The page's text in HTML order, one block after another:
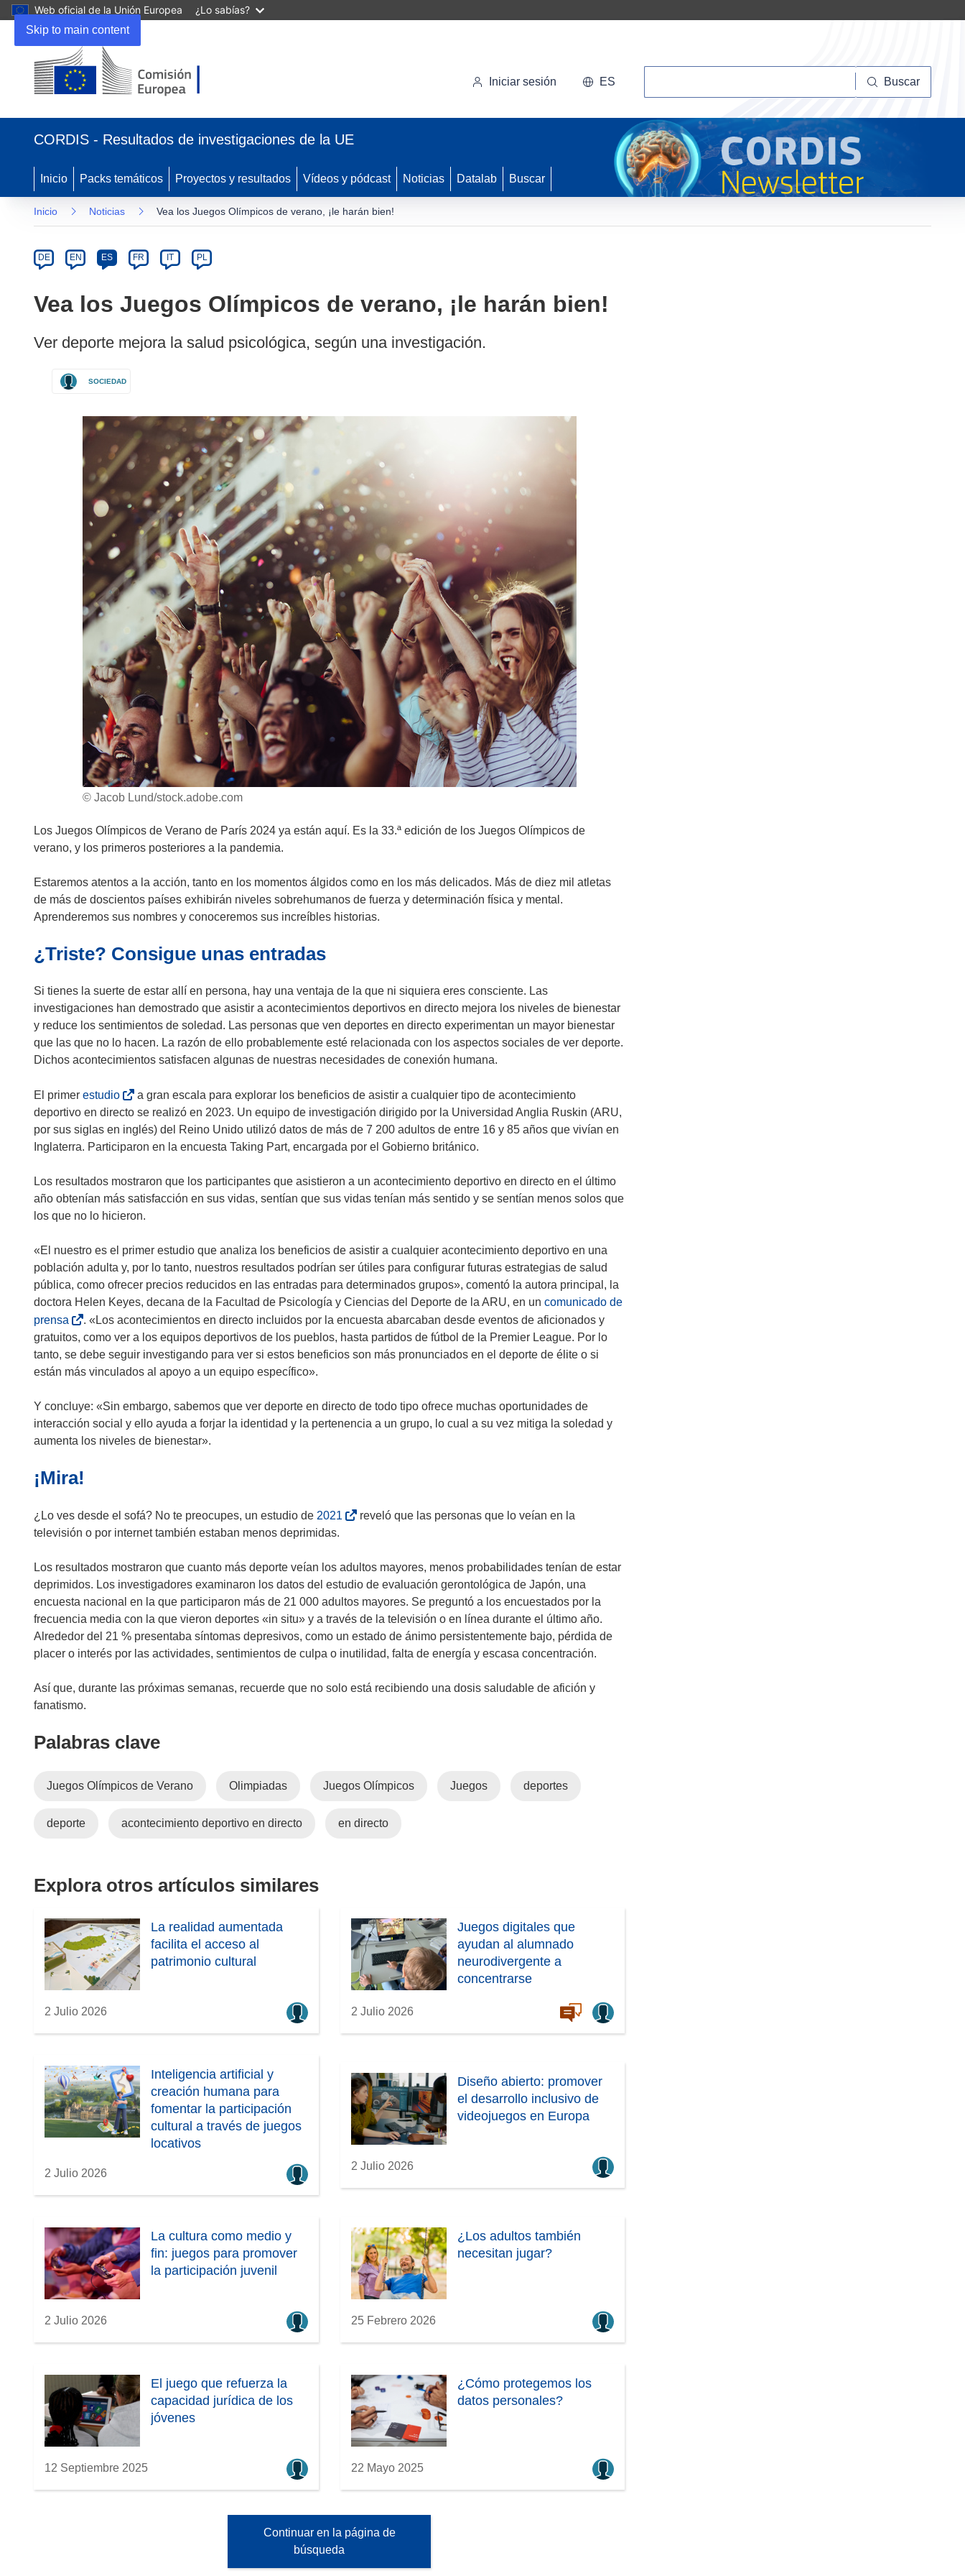
Skip to main content
Web oficial de la Unión Europea ¿Lo sabías?
en
nueva
ventana)
Iniciar sesión ES Buscar
CORDIS - Resultados de investigaciones de la UE
Inicio Packs temáticos Proyectos y resultados Vídeos y pódcast Noticias Datalab Buscar
Inicio Noticias Vea los Juegos Olímpicos de verano, ¡le harán bien!
Category
Article
available
the
languages:
DE EN ES FR IT PL
Vea los Juegos Olímpicos de verano, ¡le harán bien!
Ver deporte mejora la salud psicológica, según una investigación.
SOCIEDAD
© Jacob Lund/stock.adobe.com
Los Juegos Olímpicos de Verano de París 2024 ya están aquí. Es la 33.ª edición de los Juegos Olímpicos de
verano, y los primeros posteriores a la pandemia.
Estaremos atentos a la acción, tanto en los momentos álgidos como en los más delicados. Más de diez mil atletas
de más de doscientos países exhibirán niveles sobrehumanos de fuerza y determinación física y mental.
Aprenderemos sus nombres y conoceremos sus increíbles historias.
¿Triste? Consigue unas entradas
Si tienes la suerte de estar allí en persona, hay una ventaja de la que ni siquiera eres consciente. Las
investigaciones han demostrado que asistir a acontecimientos deportivos en directo mejora los niveles de bienestar
y reduce los sentimientos de soledad. Las personas que ven deportes en directo experimentan un mayor bienestar
que las que no lo hacen. La razón de ello probablemente esté relacionada con los aspectos sociales de ver deporte.
Dichos acontecimientos satisfacen algunas de nuestras necesidades de conexión humana.
El primer estudio(
s
e
a
r
i
r
e
n
u
n
a
n
u
e
a
v
e
a gran escala para explorar los beneficios de asistir a cualquier tipo de acontecimiento
deportivo en directo se realizó en 2023. Un equipo de investigación dirigido por la Universidad Anglia Ruskin (ARU,
por sus siglas en inglés) del Reino Unido utilizó datos de más de 7 200 adultos de entre 16 y 85 años que vivían en
Inglaterra. Participaron en la encuesta Taking Part, encargada por el Gobierno británico.
Los resultados mostraron que los participantes que asistieron a un acontecimiento deportivo en directo en el último
año obtenían más satisfacción en sus vidas, sentían que sus vidas tenían más sentido y se sentían menos solos que
los que no lo hicieron.
«El nuestro es el primer estudio que analiza los beneficios de asistir a cualquier acontecimiento deportivo en una
población adulta y, por lo tanto, nuestros resultados podrían ser útiles para configurar futuras estrategias de salud
pública, como ofrecer precios reducidos en las entradas para determinados grupos», comentó la autora principal, la
doctora Helen Keyes, decana de la Facultad de Psicología y Ciencias del Deporte de la ARU, en un comunicado de
prensa
s
e
a
r
i
r
e
n
u
a
n
a
. «Los acontecimientos en directo incluidos por la encuesta abarcaban desde eventos de aficionados y
gratuitos, como ver a los equipos deportivos de los pueblos, hasta partidos de fútbol de la Premier League. Por lo
tanto, se debe seguir investigando para ver si estos beneficios son más pronunciados en el deporte de élite o si
están más vinculados al apoyo a un equipo específico».
Y concluye: «Sin embargo, sabemos que ver deporte en directo de todo tipo ofrece muchas oportunidades de
interacción social y ello ayuda a forjar la identidad y la pertenencia a un grupo, lo cual a su vez mitiga la soledad y
aumenta los niveles de bienestar».
¡Mira!
¿Lo ves desde el sofá? No te preocupes, un estudio de 2021
a
b
r
i
r
á
n
e
a
reveló que las personas que lo veían en la
televisión o por internet también estaban menos deprimidas.
Los resultados mostraron que cuanto más deporte veían los adultos mayores, menos probabilidades tenían de estar
deprimidos. Los investigadores examinaron los datos del estudio de evaluación gerontológica de Japón, una
encuesta nacional en la que participaron más de 21 000 adultos mayores. Se preguntó a los encuestados por la
frecuencia media con la que vieron deportes «in situ» y a través de la televisión o en línea durante el último año.
Alrededor del 21 % presentaba síntomas depresivos, como un estado de ánimo persistentemente bajo, pérdida de
placer o interés por las actividades, sentimientos de culpa o inutilidad, falta de energía y escasa concentración.
Así que, durante las próximas semanas, recuerde que no solo está recibiendo una dosis saludable de afición y
fanatismo.
Palabras clave
Juegos Olímpicos de Verano Olimpiadas Juegos Olímpicos Juegos deportes
deporte acontecimiento deportivo en directo en directo
Explora otros artículos similares
La realidad aumentada
facilita el acceso al
patrimonio cultural
2 Julio 2026
Juegos digitales que
ayudan al alumnado
neurodivergente a
concentrarse
2 Julio 2026
Inteligencia artificial y
creación humana para
fomentar la participación
cultural a través de juegos
locativos
2 Julio 2026
Diseño abierto: promover
el desarrollo inclusivo de
videojuegos en Europa
2 Julio 2026
La cultura como medio y
fin: juegos para promover
la participación juvenil
2 Julio 2026
¿Los adultos también
necesitan jugar?
25 Febrero 2026
El juego que refuerza la
capacidad jurídica de los
jóvenes
12 Septiembre 2025
¿Cómo protegemos los
datos personales?
22 Mayo 2025
Continuar en la página de
búsqueda